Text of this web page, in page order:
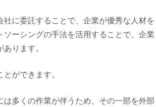
に委託することで、企業が優秀な人材を
ーシングの手法を活用することで、企業
ります。
ができます。
多くの作業が伴うため、その一部を外部